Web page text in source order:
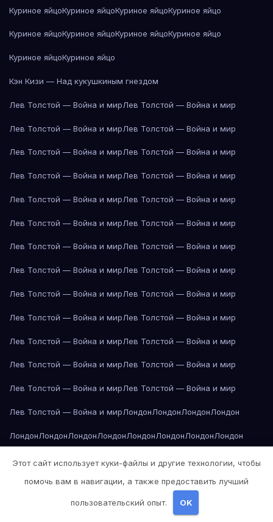
Куриное яйцоКуриное яйцоКуриное яйцоКуриное яйцо
Куриное яйцоКуриное яйцоКуриное яйцоКуриное яйцо
Куриное яйцоКуриное яйцо
Кэн Кизи — Над кукушкиным гнездом
Лев Толстой — Война и мирЛев Толстой — Война и мир
Лев Толстой — Война и мирЛев Толстой — Война и мир
Лев Толстой — Война и мирЛев Толстой — Война и мир
Лев Толстой — Война и мирЛев Толстой — Война и мир
Лев Толстой — Война и мирЛев Толстой — Война и мир
Лев Толстой — Война и мирЛев Толстой — Война и мир
Лев Толстой — Война и мирЛев Толстой — Война и мир
Лев Толстой — Война и мирЛев Толстой — Война и мир
Лев Толстой — Война и мирЛев Толстой — Война и мир
Лев Толстой — Война и мирЛев Толстой — Война и мир
Лев Толстой — Война и мирЛев Толстой — Война и мир
Лев Толстой — Война и мирЛев Толстой — Война и мир
Лев Толстой — Война и мирЛев Толстой — Война и мир
Лев Толстой — Война и мирЛондонЛондонЛондонЛондон
ЛондонЛондонЛондонЛондонЛондонЛондонЛондонЛондон
Лондон Лондон Лос-Анджелес Лос-Анджелес
Лос-АнджелесЛос-АнджелесЛос-АнджелесЛос-Анджелес
Лос-АнджелесЛос-АнджелесЛос-Анджелес
Этот сайт использует куки-файлы и другие технологии, чтобы
помочь вам в навигации, а также предоставить лучший
пользовательский опыт. OK